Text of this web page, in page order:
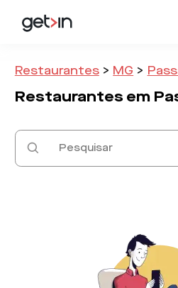
Restaurantes > MG >
Restaurantes em